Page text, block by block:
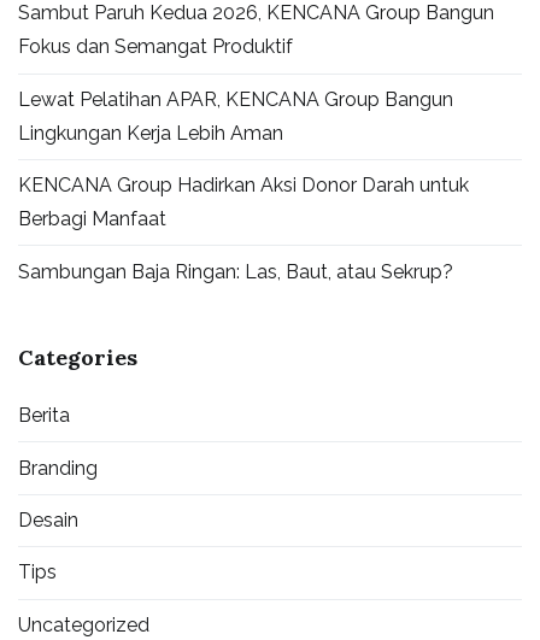
Sambut Paruh Kedua 2026, KENCANA Group Bangun
Fokus dan Semangat Produktif
Lewat Pelatihan APAR, KENCANA Group Bangun
Lingkungan Kerja Lebih Aman
KENCANA Group Hadirkan Aksi Donor Darah untuk
Berbagi Manfaat
Sambungan Baja Ringan: Las, Baut, atau Sekrup?
Categories
Berita
Branding
Desain
Tips
Uncategorized